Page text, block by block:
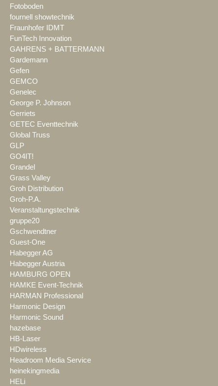
Fotoboden
fournell showtechnik
Fraunhofer IDMT
FunTech Innovation
GAHRENS + BATTERMANN
Gardemann
Gefen
GEMCO
Genelec
George P. Johnson
Gerriets
GETEC Eventtechnik
Global Truss
GLP
GO4IT!
Grandel
Grass Valley
Groh Distribution
Groh-P.A.
Veranstaltungstechnik
gruppe20
Gschwendtner
Guest-One
Habegger AG
Habegger Austria
HAMBURG OPEN
HAMKE Event-Technik
HARMAN Professional
Harmonic Design
Harmonic Sound
hazebase
HB-Laser
HDwireless
Headroom Media Service
heinekingmedia
HELi